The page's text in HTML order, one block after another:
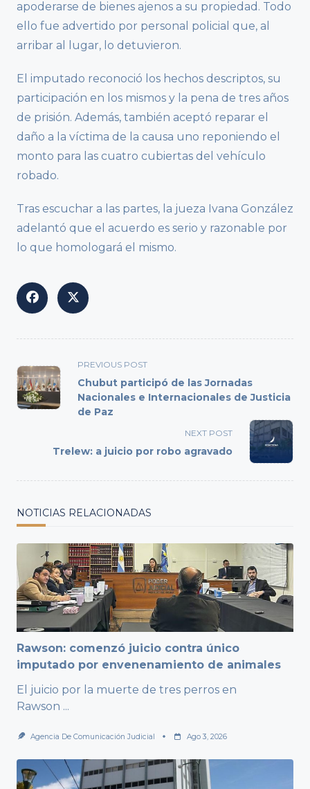
apoderarse de bienes ajenos a su propiedad. Todo
ello fue advertido por personal policial que, al
arribar al lugar, lo detuvieron.
El imputado reconoció los hechos descriptos, su
participación en los mismos y la pena de tres años
de prisión. Además, también aceptó reparar el
daño a la víctima de la causa uno reponiendo el
monto para las cuatro cubiertas del vehículo
robado.
Tras escuchar a las partes, la jueza Ivana González
adelantó que el acuerdo es serio y razonable por
lo que homologará el mismo.
<span
class="nav-
subtitle
screen-
text">Page</span>
PREVIOUS POST
Chubut participó de las Jornadas
Nacionales e Internacionales de Justicia
de Paz
NEXT POST
Trelew: a juicio por robo agravado
NOTICIAS RELACIONADAS
Rawson: comenzó juicio contra único
imputado por envenenamiento de animales
El juicio por la muerte de tres perros en
Rawson ...
Agencia De Comunicación Judicial Ago 3, 2026